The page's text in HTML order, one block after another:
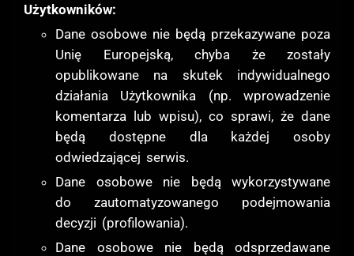
Użytkowników:
Dane osobowe nie będą przekazywane poza
Unię Europejską, chyba że zostały
opublikowane na skutek indywidualnego
działania Użytkownika (np. wprowadzenie
komentarza lub wpisu), co sprawi, że dane
będą dostępne dla każdej osoby
odwiedzającej serwis.
Dane osobowe nie będą wykorzystywane
do zautomatyzowanego podejmowania
decyzji (profilowania).
Dane osobowe nie będą odsprzedawane